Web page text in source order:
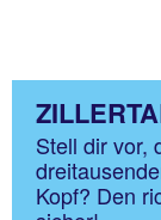
Stell dir vor,
Kopf? Den